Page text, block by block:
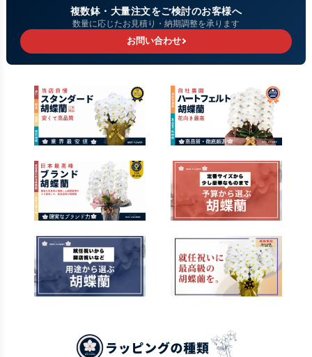
複数鉢・大量注文をご検討のお客様へ
数量に応じたお見積り・納期調整を承ります
お問い合わせ